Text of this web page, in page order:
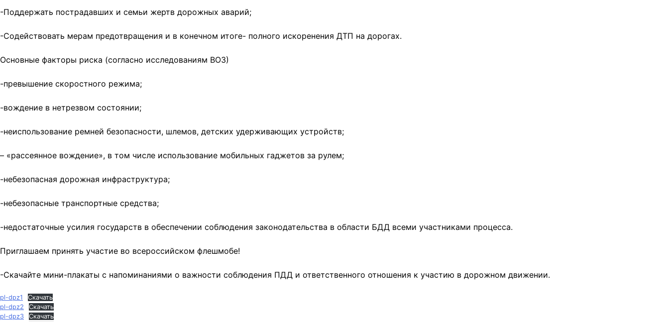
-Поддержать пострадавших и семьи жертв дорожных аварий;
-Содействовать мерам предотвращения и в конечном итоге- полного искоренения ДТП на дорогах.
Основные факторы риска (согласно исследованиям ВОЗ)
-превышение скоростного режима;
-вождение в нетрезвом состоянии;
-неиспользование ремней безопасности, шлемов, детских удерживающих устройств;
– «рассеянное вождение», в том числе использование мобильных гаджетов за рулем;
-небезопасная дорожная инфраструктура;
-небезопасные транспортные средства;
-недостаточные усилия государств в обеспечении соблюдения законодательства в области БДД всеми участниками процесса.
Приглашаем принять участие во всероссийском флешмобе!
-Скачайте мини-плакаты с напоминаниями о важности соблюдения ПДД и ответственного отношения к участию в дорожном движении.
pl-dpz1
Скачать
pl-dpz2
Скачать
pl-dpz3
Скачать